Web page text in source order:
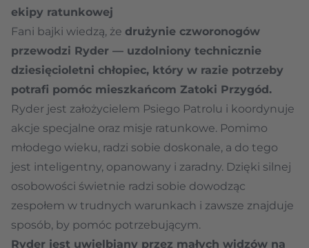
ekipy ratunkowej
Fani bajki wiedzą, że drużynie czworonogów
przewodzi Ryder — uzdolniony technicznie
dziesięcioletni chłopiec, który w razie potrzeby
potrafi pomóc mieszkańcom Zatoki Przygód.
Ryder jest założycielem Psiego Patrolu i koordynuje
akcje specjalne oraz misje ratunkowe. Pomimo
młodego wieku, radzi sobie doskonale, a do tego
jest inteligentny, opanowany i zaradny. Dzięki silnej
osobowości świetnie radzi sobie dowodząc
zespołem w trudnych warunkach i zawsze znajduje
sposób, by pomóc potrzebującym.
Ryder jest uwielbiany przez małych widzów na